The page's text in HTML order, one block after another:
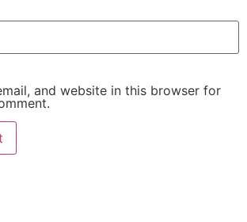
and website in this browser for